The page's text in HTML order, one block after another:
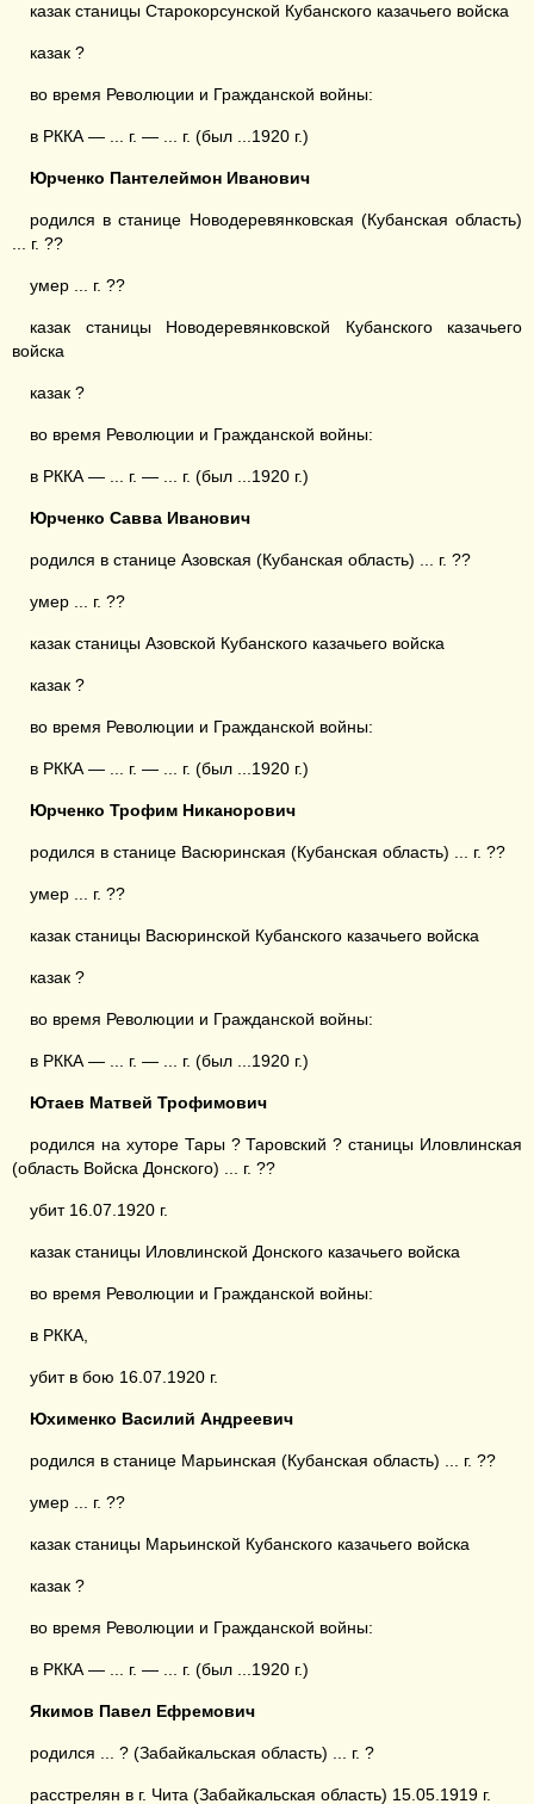
казак станицы Старокорсунской Кубанского казачьего войска
казак ?
во время Революции и Гражданской войны:
в РККА — ... г. — ... г. (был ...1920 г.)
Юрченко Пантелеймон Иванович
родился в станице Новодеревянковская (Кубанская область)
... г. ??
умер ... г. ??
казак станицы Новодеревянковской Кубанского казачьего
войска
казак ?
во время Революции и Гражданской войны:
в РККА — ... г. — ... г. (был ...1920 г.)
Юрченко Савва Иванович
родился в станице Азовская (Кубанская область) ... г. ??
умер ... г. ??
казак станицы Азовской Кубанского казачьего войска
казак ?
во время Революции и Гражданской войны:
в РККА — ... г. — ... г. (был ...1920 г.)
Юрченко Трофим Никанорович
родился в станице Васюринская (Кубанская область) ... г. ??
умер ... г. ??
казак станицы Васюринской Кубанского казачьего войска
казак ?
во время Революции и Гражданской войны:
в РККА — ... г. — ... г. (был ...1920 г.)
Ютаев Матвей Трофимович
родился на хуторе Тары ? Таровский ? станицы Иловлинская
(область Войска Донского) ... г. ??
убит 16.07.1920 г.
казак станицы Иловлинской Донского казачьего войска
во время Революции и Гражданской войны:
в РККА,
убит в бою 16.07.1920 г.
Юхименко Василий Андреевич
родился в станице Марьинская (Кубанская область) ... г. ??
умер ... г. ??
казак станицы Марьинской Кубанского казачьего войска
казак ?
во время Революции и Гражданской войны:
в РККА — ... г. — ... г. (был ...1920 г.)
Якимов Павел Ефремович
родился ... ? (Забайкальская область) ... г. ?
расстрелян в г. Чита (Забайкальская область) 15.05.1919 г.